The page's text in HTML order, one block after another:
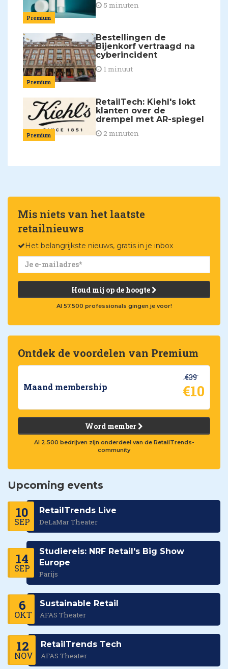
Premium
5 minuten
Premium
Bestellingen de
Bijenkorf vertraagd na
cyberincident
1 minuut
Premium
RetailTech: Kiehl's lokt
klanten over de
drempel met AR-spiegel
2 minuten
Mis niets van het laatste
retailnieuws
Het belangrijkste nieuws, gratis in je inbox
Houd mij op de hoogte
Al 57.500 professionals gingen je voor!
Ontdek de voordelen van Premium
Maand membership
€39
€10
Word member
Al 2.500 bedrijven zijn onderdeel van de RetailTrends-
community
Upcoming events
10
SEP
RetailTrends Live
DeLaMar Theater
14
SEP
Studiereis: NRF Retail's Big Show
Europe
Parijs
6
OKT
Sustainable Retail
AFAS Theater
12
NOV
RetailTrends Tech
AFAS Theater